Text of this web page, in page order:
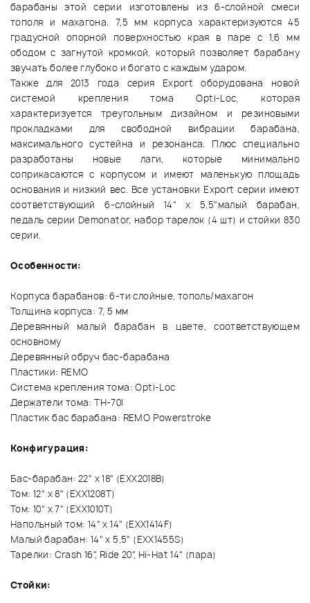
барабаны этой серии изготовлены из 6-слойной смеси
тополя и махагона. 7,5 мм корпуса характеризуются 45
градусной опорной поверхностью края в паре с 1,6 мм
ободом с загнутой кромкой, который позволяет барабану
звучать более глубоко и богато с каждым ударом.
Также для 2013 года серия Export оборудована новой
системой крепления тома Opti-Loc, которая
характеризуется треугольным дизайном и резиновыми
прокладками для свободной вибрации барабана,
максимального сустейна и резонанса. Плюс специально
разработаны новые лаги, которые минимально
соприкасаются с корпусом и имеют маленькую площадь
основания и низкий вес. Все установки Export серии имеют
соответствующий 6-слойный 14" х 5,5"малый барабан,
педаль серии Demonator, набор тарелок (4 шт) и стойки 830
серии.
Особенности:
Корпуса барабанов: 6-ти слойные, тополь/махагон
Толщина корпуса: 7, 5 мм
Деревянный малый барабан в цвете, соответствующем
основному
Деревянный обруч бас-барабана
Пластики: REMO
Система крепления тома: Opti-Loc
Держатели тома: TH-70I
Пластик бас барабана: REMO Powerstroke
Конфигурация:
Бас-барабан: 22" x 18" (EXX2018B)
Том: 12" x 8" (EXX1208T)
Том: 10" x 7" (EXX1010T)
Напольный том: 14" x 14" (EXX1414F)
Малый барабан: 14" x 5,5" (EXX1455S)
Тарелки: Crash 16", Ride 20", Hi-Hat 14" (пара)
Стойки: